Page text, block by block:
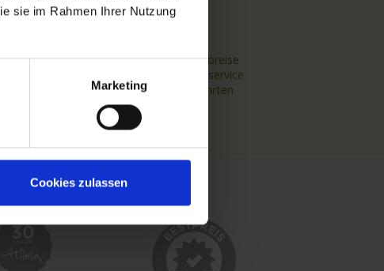
sie im Rahmen Ihrer Nutzung
Marketing
Cookies zulassen
Flussreisen mit An- und Abreise
Deutschsprachiger Gästeservice
Last Minute Flusskreuzfahrten
Flussreisen mit Rad
Kreuzfahrthäfen